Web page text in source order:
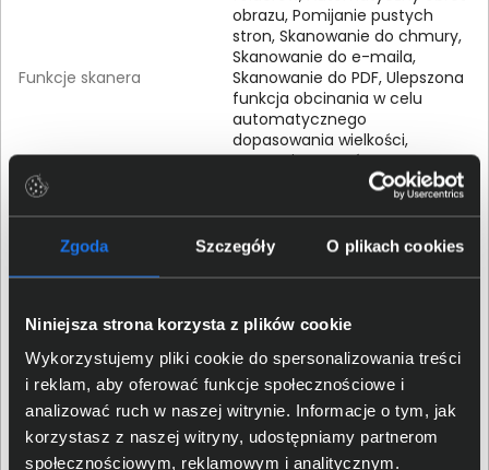
Zgoda Szczegóły O plikach cookies
Niniejsza strona korzysta z plików cookie
Wykorzystujemy pliki cookie do spersonalizowania treści
i reklam, aby oferować funkcje społecznościowe i
analizować ruch w naszej witrynie. Informacje o tym, jak
korzystasz z naszej witryny, udostępniamy partnerom
społecznościowym, reklamowym i analitycznym.
Funkcje skanera
obrazu, Pomijanie pustych
stron, Skanowanie do chmury,
Skanowanie do e-maila,
Skanowanie do PDF, Ulepszona
funkcja obcinania w celu
automatycznego
dopasowania wielkości,
Usuwanie otworów po
dziurkaczu, Skanowanie do
folderu, Przywracanie kolorów,
Korekta barw
Porty komunikacji USB 3.0
Typ bezprzewodowej
karty sieciowej
802.11 b/g/n